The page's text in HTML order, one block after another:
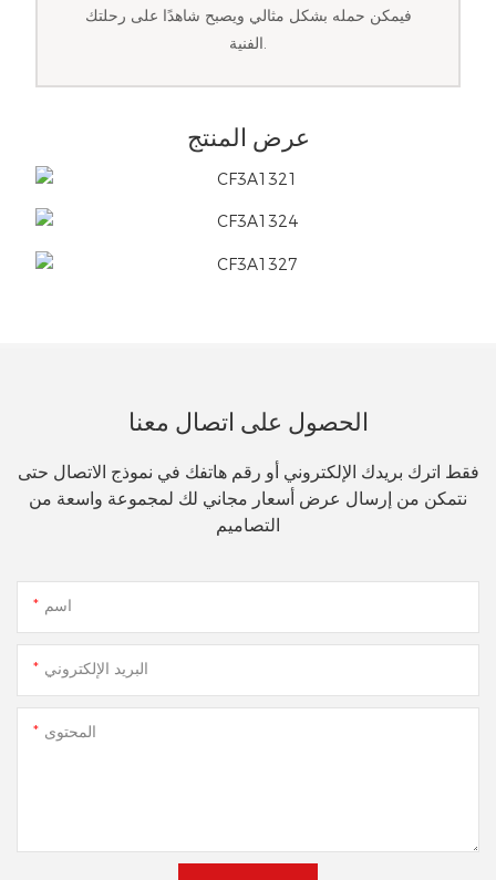
فيمكن حمله بشكل مثالي ويصبح شاهدًا على رحلتك
الفنية.
عرض المنتج
الحصول على اتصال معنا
فقط اترك بريدك الإلكتروني أو رقم هاتفك في نموذج الاتصال حتى
نتمكن من إرسال عرض أسعار مجاني لك لمجموعة واسعة من
التصاميم
اسم
البريد الإلكتروني
المحتوى